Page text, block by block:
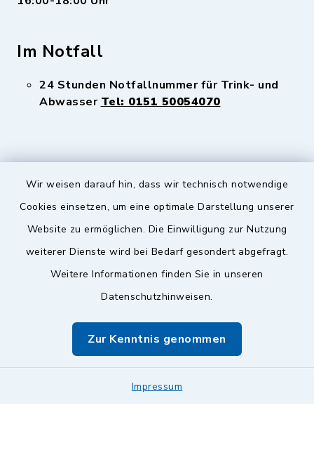
Wir weisen darauf hin, dass wir technisch notwendige
Cookies einsetzen, um eine optimale Darstellung unserer
Website zu ermöglichen. Die Einwilligung zur Nutzung
weiterer Dienste wird bei Bedarf gesondert abgefragt.
Weitere Informationen finden Sie in unseren
Datenschutzhinweisen.
Zur Kenntnis genommen
Impressum
Im Notfall
24 Stunden Notfallnummer für Trink- und
Abwasser Tel: 0151 50054070
Sicherer Kontakt
Datenschutz
Sitemap
Leitweg-ID & Rechnungsadressen